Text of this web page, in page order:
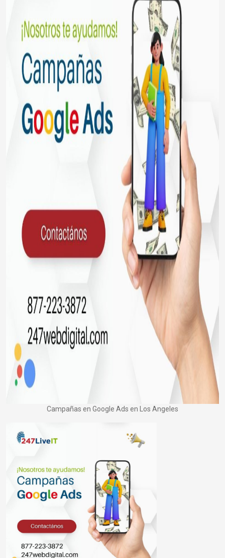
Campañas en Google Ads en Los Angeles